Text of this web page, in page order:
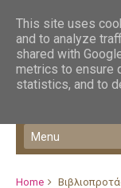
Home
This site uses
and to analyze
shared with
metrics to ensure
statistics, and to